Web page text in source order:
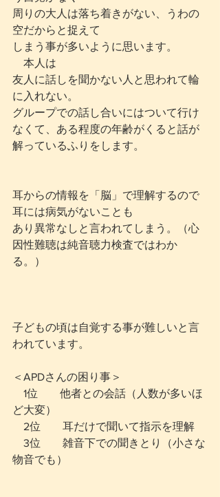
周りの大人は落ち着きがない、うわの
空だからと捉えて
しまう事が多いように思います。
本人は
友人に話しを聞かない人と思われて輪
に入れない。
グループでの話し合いにはついて行け
なくて、ある程度の年齢がくると話が
解っているふりをします。
耳からの情報を「脳」で理解するので
耳には病気がないことも
あり異常なしと言われてしまう。（心
因性難聴は純音聴力検査ではわか
る。）
子どもの頃は自覚する事が難しいと言
われています。
＜APDさんの困り事＞
1位　　他者との会話（人数が多いほ
ど大変）
2位　　耳だけで聞いて指示を理解
3位　　雑音下での聞きとり（小さな
物音でも）